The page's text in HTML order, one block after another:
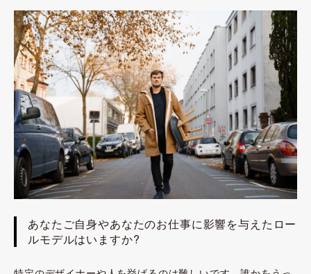
あなたご自身やあなたのお仕事に影響を与えたロー
ルモデルはいますか?